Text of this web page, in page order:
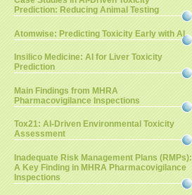
Prediction: Reducing Animal Testing
Atomwise: Predicting Toxicity Early with AI
Insilico Medicine: AI for Liver Toxicity
Prediction
Main Findings from MHRA
Pharmacovigilance Inspections
Tox21: AI-Driven Environmental Toxicity
Assessment
Inadequate Risk Management Plans (RMPs):
A Key Finding in MHRA Pharmacovigilance
Inspections